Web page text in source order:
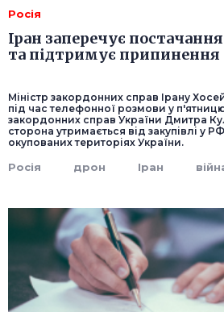
Росія
Іран заперечує постачання
та підтримує припинення
Міністр закордонних справ Ірану
під час телефонної розмови у
закордонних справ України Дмитра
сторона утримається від закупівлі у
окупованих територіях України.
Росія дрон Іран